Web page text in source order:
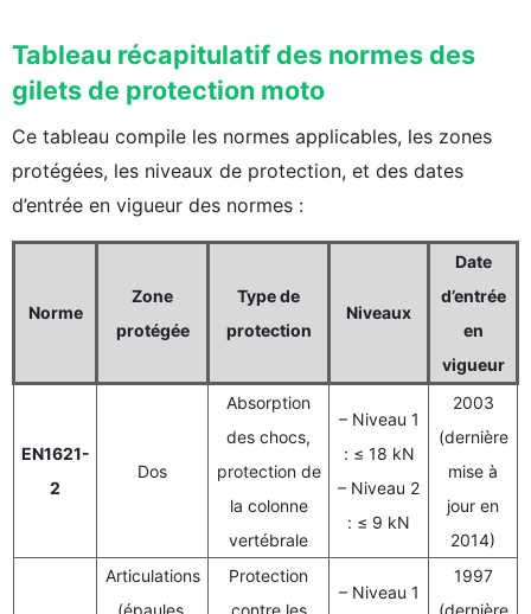
Tableau récapitulatif des normes des
gilets de protection moto
Ce tableau compile les normes applicables, les zones
protégées, les niveaux de protection, et des dates
d’entrée en vigueur des normes :
Norme
Zone
protégée
Type de
protection
Niveaux
Date
d’entrée
en
vigueur
EN1621-
2
Dos
Absorption
des chocs,
protection de
la colonne
vertébrale
– Niveau 1
: ≤ 18 kN
– Niveau 2
: ≤ 9 kN
2003
(dernière
mise à
jour en
2014)
Articulations
Protection
– Niveau 1
1997